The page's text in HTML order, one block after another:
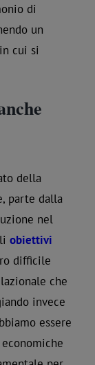
di
un
in cui si
della
parte dalla
nel
obiettivi
difficile
che
invece
essere